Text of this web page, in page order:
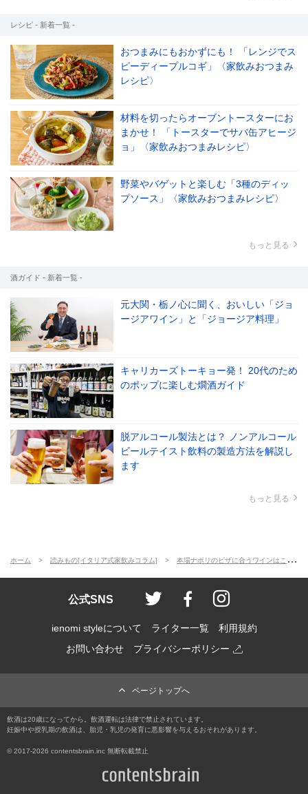
レシピ - 新着一覧 -
おつまみにもおかずにも！ 「レンジでス
ピーディープルコギ」〈家飲みおつまみ
レシピ〉
材料を切ったらオーブントースターにお
まかせ！ 「トースターでサバ缶アヒージ
ョ」〈家飲みおつまみレシピ〉
野菜やバゲットと楽しむ「3種のディッ
プソース」〈家飲みおつまみレシピ〉
もっと見る
酒ガイド - 新着一覧 -
元大関・栃ノ心に聞く、おいしい「ジョ
ージアワイン」と「ジョージア料理」
キャリカーズトーキョー発！ 20代のため
のポップに楽しむ燗酒ガイド
脱アルコール製法とは？ ノンアルコール
ビールテイスト飲料の製造方法を解説し
ます
もっと見る
ホーム 読みもの[イタリア式家飲みコラム] 本場ナポリのピザに合うワインはこれだ！
公式SNS ienomi style[イ
ienomi style[
ienomi
ienomi styleについて ライター一覧
利用規約
お問い合わせ
プライバシーポリシー
ページトップへ
飲酒は20歳になってから。飲酒運転は法律で禁止されています。
妊娠中や授乳期の飲酒は、胎児・乳児の発育に悪影響を与えるおそれがあります。
© 2017-2026 contentsbrain.inc 無断転載禁止